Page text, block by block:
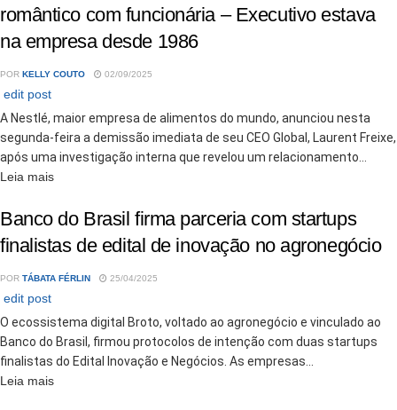
romântico com funcionária – Executivo estava
na empresa desde 1986
POR KELLY COUTO 02/09/2025
edit post
A Nestlé, maior empresa de alimentos do mundo, anunciou nesta
segunda-feira a demissão imediata de seu CEO Global, Laurent Freixe,
após uma investigação interna que revelou um relacionamento...
Leia maisDetails
Banco do Brasil firma parceria com startups
finalistas de edital de inovação no agronegócio
POR TÁBATA FÉRLIN 25/04/2025
edit post
O ecossistema digital Broto, voltado ao agronegócio e vinculado ao
Banco do Brasil, firmou protocolos de intenção com duas startups
finalistas do Edital Inovação e Negócios. As empresas...
Leia maisDetails